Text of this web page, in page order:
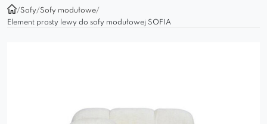
/Sofy/Sofy modułowe/
Element prosty lewy do sofy modułowej SOFIA